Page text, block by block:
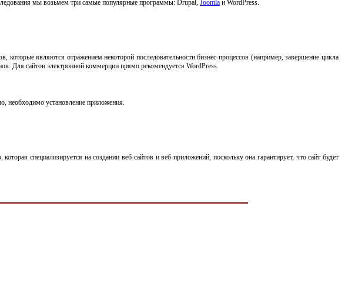
мы возьмем три самые популярные программы: Drupal, Joomla и WordPress.
являются отражением некоторой последовательности бизнес-процессов (например, завершение цикла
Для сайтов электронной коммерции прямо рекомендуется WordPress.
необходимо установление приложения.
специализируется на создании веб-сайтов и веб-приложений, поскольку она гарантирует, что сайт будет